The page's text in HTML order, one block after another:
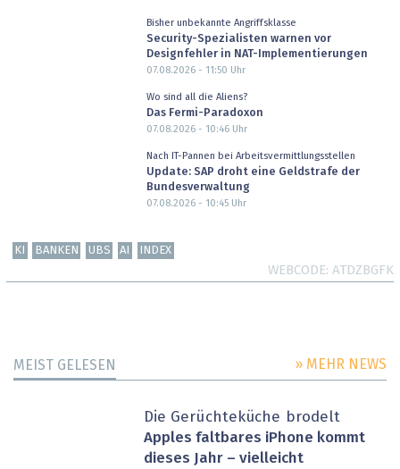
Bisher unbekannte Angriffsklasse
Security-Spezialisten warnen vor
Designfehler in NAT-Implementierungen
07.08.2026 - 11:50 Uhr
Wo sind all die Aliens?
Das Fermi-Paradoxon
07.08.2026 - 10:46Uhr
Nach IT-Pannen bei Arbeitsvermittlungsstellen
Update: SAP droht eine Geldstrafe der
Bundesverwaltung
07.08.2026 - 10:45Uhr
KI BANKEN UBS AI INDEX
WEBCODE ATDZBGFK
MEIST GELESEN » MEHR NEWS
Die Gerüchteküche brodelt
Apples faltbares iPhone kommt
dieses Jahr – vielleicht